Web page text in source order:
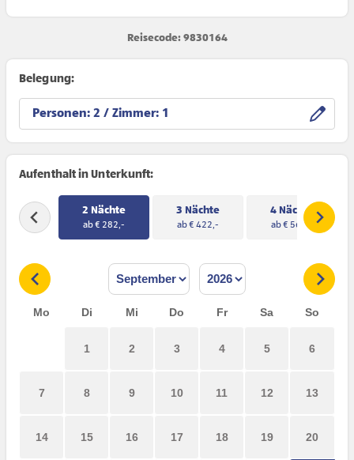
Reisecode: 9830164
Belegung:
Personen: / Zimmer:
Aufenthalt in Unterkunft:
2 Nächte
ab € 282,-
3 Nächte
ab € 422,-
4 Nächte
ab € 562,-
Mo Di Mi Do Fr Sa So
1 2 3 4 5 6
7 8 9 10 11 12 13
14 15 16 17 18 19 20